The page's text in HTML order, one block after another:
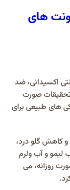
های
اکسیدانی، ضد
صورت
های طبیعی برای
کاهش گلو درد،
لیمو و آب ولرم
روزانه، می